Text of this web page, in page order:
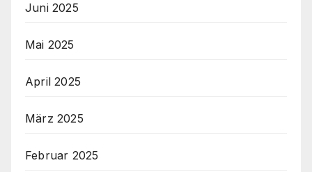
Juni 2025
Mai 2025
April 2025
März 2025
Februar 2025